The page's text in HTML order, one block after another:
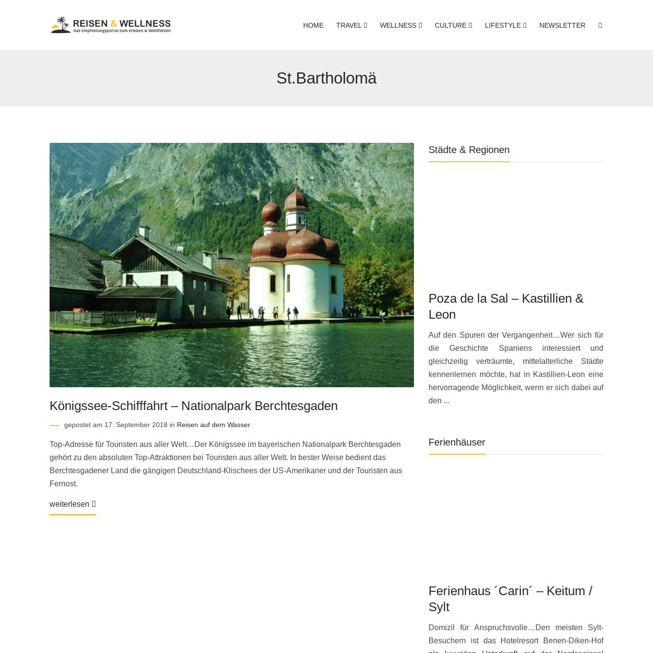
HOME TRAVEL WELLNESS CULTURE LIFESTYLE NEWSLETTER
St.Bartholomä
Königssee-Schifffahrt – Nationalpark Berchtesgaden
gepostet am 17. September 2018 in Reisen auf dem Wasser
Top-Adresse für Touristen aus aller Welt…Der Königssee im bayerischen Nationalpark Berchtesgaden
gehört zu den absoluten Top-Attraktionen bei Touristen aus aller Welt. In bester Weise bedient das
Berchtesgadener Land die gängigen Deutschland-Klischees der US-Amerikaner und der Touristen aus
Fernost.
weiterlesen
Städte & Regionen
Poza de la Sal – Kastillien &
Leon
Auf den Spuren der Vergangenheit…Wer sich für
die Geschichte Spaniens interessiert und
gleichzeitig verträumte, mittelalterliche Städte
kennenlernen möchte, hat in Kastillien-Leon eine
hervorragende Möglichkeit, wenn er sich dabei auf
den ...
Ferienhäuser
Ferienhaus ´Carin´ – Keitum /
Sylt
Domizil für Anspruchsvolle…Den meisten Sylt-
Besuchern ist das Hotelresort Benen-Diken-Hof